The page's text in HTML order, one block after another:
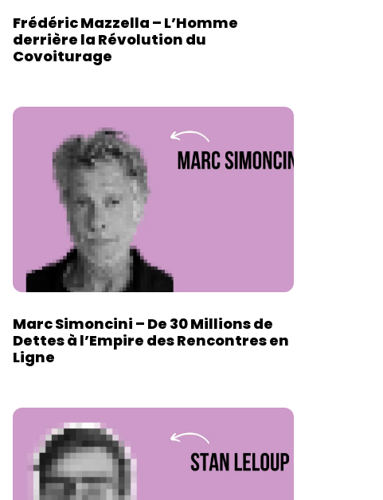
Frédéric Mazzella – L’Homme
derrière la Révolution du
Covoiturage
Marc Simoncini – De 30 Millions de
Dettes à l’Empire des Rencontres en
Ligne